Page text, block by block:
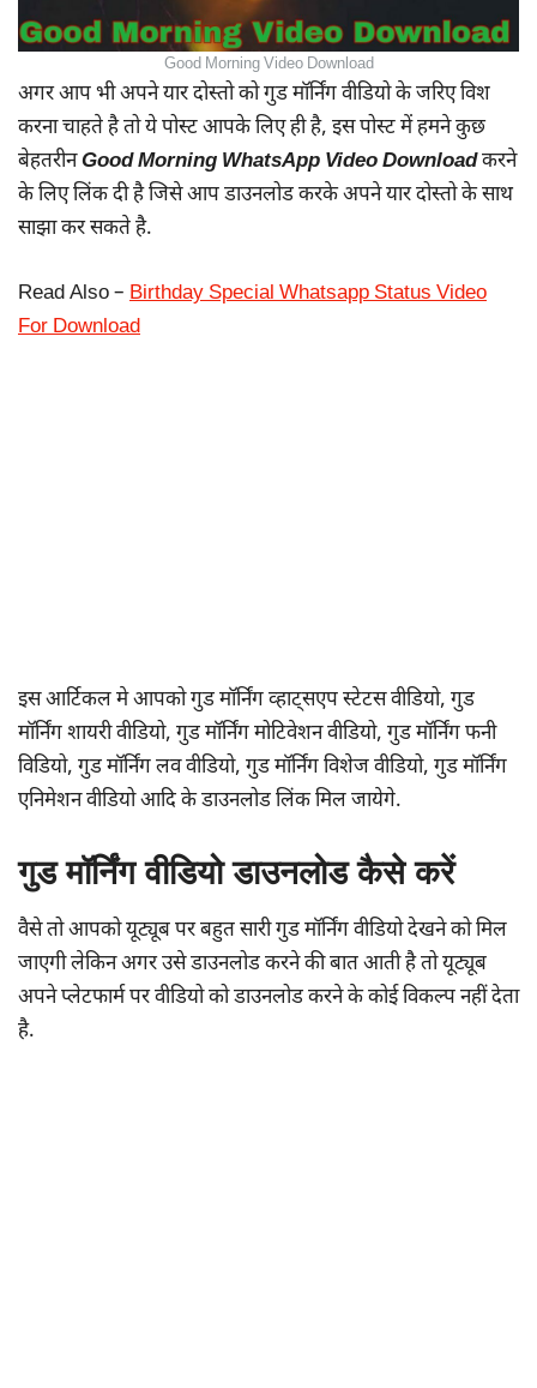
Good Morning Video Download
अगर आप भी अपने यार दोस्तो को गुड मॉर्निंग वीडियो के जरिए विश
करना चाहते है तो ये पोस्ट आपके लिए ही है, इस पोस्ट में हमने कुछ
बेहतरीनGood Morning WhatsApp Video Downloadकरने
के लिए लिंक दी है जिसे आप डाउनलोड करके अपने यार दोस्तो के साथ
साझा कर सकते है.
Read Also – Birthday Special Whatsapp Status Video
For Download
इस आर्टिकल मे आपको गुड मॉर्निंग व्हाट्सएप स्टेटस वीडियो, गुड
मॉर्निंग शायरी वीडियो, गुड मॉर्निंग मोटिवेशन वीडियो, गुड मॉर्निंग फनी
विडियो, गुड मॉर्निंग लव वीडियो, गुड मॉर्निंग विशेज वीडियो, गुड मॉर्निंग
एनिमेशन वीडियो आदि के डाउनलोड लिंक मिल जायेगे.
गुड मॉर्निंग वीडियो डाउनलोड कैसे करें
वैसे तो आपको यूट्यूब पर बहुत सारी गुड मॉर्निंग वीडियो देखने को मिल
जाएगी लेकिन अगर उसे डाउनलोड करने की बात आती है तो यूट्यूब
अपने प्लेटफार्म पर वीडियो को डाउनलोड करने के कोई विकल्प नहीं देता
है.